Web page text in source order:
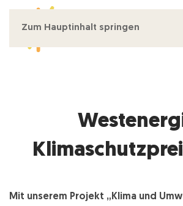
Zum Hauptinhalt springen
Mit unserem Projekt „Klima und